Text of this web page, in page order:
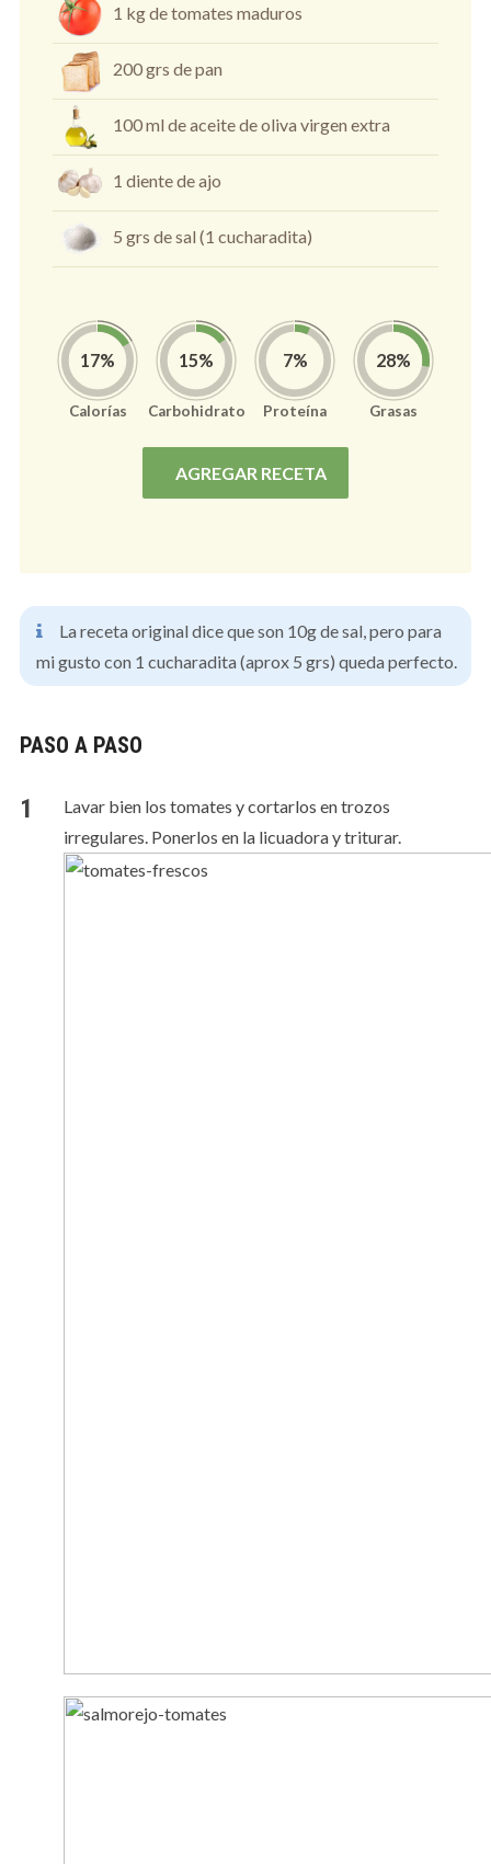
1 kg de tomates maduros
200 grs de pan
100 ml de aceite de oliva virgen extra
1 diente de ajo
5 grs de sal (1 cucharadita)
17%
Calorías
15%
Carbohidrato
7%
Proteína
28%
Grasas
Nutrición por porción(4)
Calorías 338/2000kcal
AGREGAR RECETA
La receta original dice que son 10g de sal, pero para
mi gusto con 1 cucharadita (aprox 5 grs) queda perfecto.
PASO A PASO
Lavar bien los tomates y cortarlos en trozos
irregulares. Ponerlos en la licuadora y triturar.